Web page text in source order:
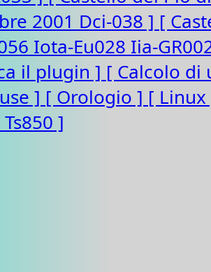
2001 Dci-038 ] [
Iota-Eu028 Iia-
il plugin ] [ Calcolo
] [ Orologio ] [
]